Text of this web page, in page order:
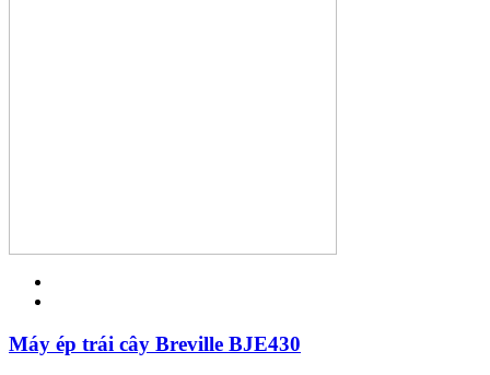
Máy ép trái cây Breville BJE430